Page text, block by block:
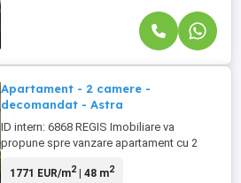
Apartament - 2 camere -
decomandat - Astra
ID intern: 6868 REGIS Imobiliare va
propune spre vanzare apartament cu 2
Astra, disponibil la etajul 4 din 4, intr-o
1771 EUR/m2| 48 m2